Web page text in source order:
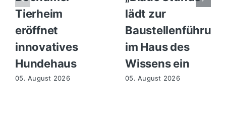
Tierheim
eröffnet
innovatives
Hundehaus
05. August 2026
lädt zur
Baustellenführung
im Haus des
Wissens ein
05. August 2026